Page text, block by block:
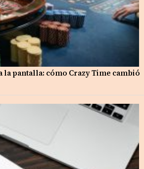
la pantalla: cómo Crazy Time cambió